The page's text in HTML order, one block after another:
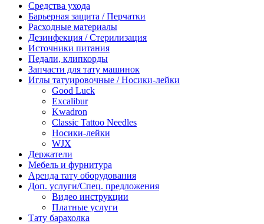
Средства ухода
Барьерная защита / Перчатки
Расходные материалы
Дезинфекция / Стерилизация
Источники питания
Педали, клипкорды
Запчасти для тату машинок
Иглы татуировочные / Носики-лейки
Good Luck
Excalibur
Kwadron
Classic Tattoo Needles
Носики-лейки
WJX
Держатели
Мебель и фурнитура
Аренда тату оборудования
Доп. услуги/Спец. предложения
Видео инструкции
Платные услуги
Тату барахолка